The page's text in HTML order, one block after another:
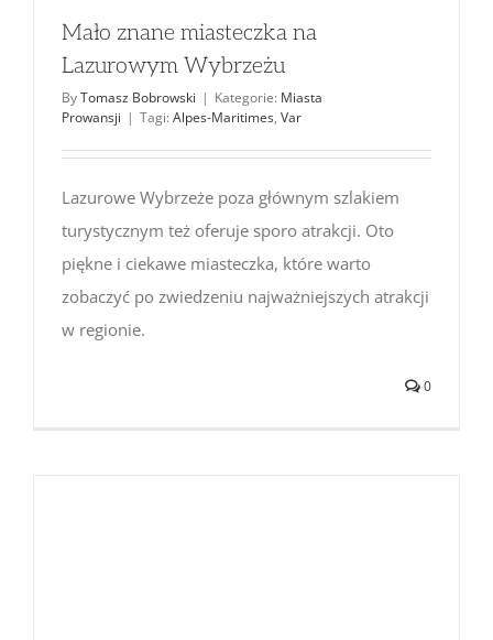
Mało znane miasteczka na
Lazurowym Wybrzeżu
ByTomasz Bobrowski | Kategorie: Miasta
Prowansji | Tagi: Alpes-Maritimes, Var
Lazurowe Wybrzeże poza głównym szlakiem
turystycznym też oferuje sporo atrakcji. Oto
piękne i ciekawe miasteczka, które warto
zobaczyć po zwiedzeniu najważniejszych atrakcji
w regionie.
0